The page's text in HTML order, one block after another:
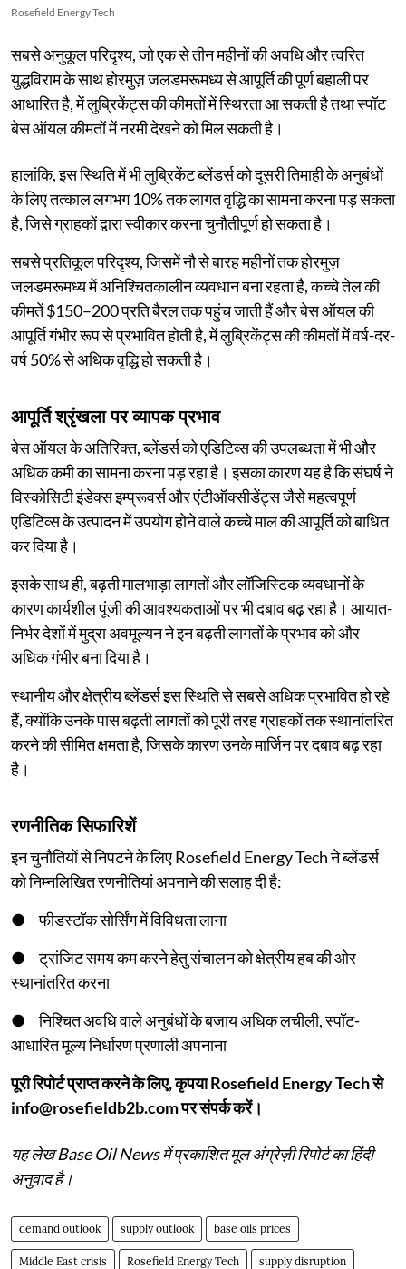
Rosefield Energy Tech
सबसे अनुकूल परिदृश्य, जो एक से तीन महीनों की अवधि और त्वरित
युद्धविराम के साथ होरमुज़ जलडमरूमध्य से आपूर्ति की पूर्ण बहाली पर
आधारित है, में लुब्रिकेंट्स की कीमतों में स्थिरता आ सकती है तथा स्पॉट
बेस ऑयल कीमतों में नरमी देखने को मिल सकती है।
हालांकि, इस स्थिति में भी लुब्रिकेंट ब्लेंडर्स को दूसरी तिमाही के अनुबंधों
के लिए तत्काल लगभग 10% तक लागत वृद्धि का सामना करना पड़ सकता
है, जिसे ग्राहकों द्वारा स्वीकार करना चुनौतीपूर्ण हो सकता है।
सबसे प्रतिकूल परिदृश्य, जिसमें नौ से बारह महीनों तक होरमुज़
जलडमरूमध्य में अनिश्चितकालीन व्यवधान बना रहता है, कच्चे तेल की
कीमतें $150–200 प्रति बैरल तक पहुंच जाती हैं और बेस ऑयल की
आपूर्ति गंभीर रूप से प्रभावित होती है, में लुब्रिकेंट्स की कीमतों में वर्ष-दर-
वर्ष 50% से अधिक वृद्धि हो सकती है।
आपूर्ति श्रृंखला पर व्यापक प्रभाव
बेस ऑयल के अतिरिक्त, ब्लेंडर्स को एडिटिव्स की उपलब्धता में भी और
अधिक कमी का सामना करना पड़ रहा है। इसका कारण यह है कि संघर्ष ने
विस्कोसिटी इंडेक्स इम्प्रूवर्स और एंटीऑक्सीडेंट्स जैसे महत्वपूर्ण
एडिटिव्स के उत्पादन में उपयोग होने वाले कच्चे माल की आपूर्ति को बाधित
कर दिया है।
इसके साथ ही, बढ़ती मालभाड़ा लागतों और लॉजिस्टिक व्यवधानों के
कारण कार्यशील पूंजी की आवश्यकताओं पर भी दबाव बढ़ रहा है। आयात-
निर्भर देशों में मुद्रा अवमूल्यन ने इन बढ़ती लागतों के प्रभाव को और
अधिक गंभीर बना दिया है।
स्थानीय और क्षेत्रीय ब्लेंडर्स इस स्थिति से सबसे अधिक प्रभावित हो रहे
हैं, क्योंकि उनके पास बढ़ती लागतों को पूरी तरह ग्राहकों तक स्थानांतरित
करने की सीमित क्षमता है, जिसके कारण उनके मार्जिन पर दबाव बढ़ रहा
है।
रणनीतिक सिफारिशें
इन चुनौतियों से निपटने के लिए Rosefield Energy Tech ने ब्लेंडर्स
को निम्नलिखित रणनीतियां अपनाने की सलाह दी है:
● फीडस्टॉक सोर्सिंग में विविधता लाना
● ट्रांजिट समय कम करने हेतु संचालन को क्षेत्रीय हब की ओर
स्थानांतरित करना
● निश्चित अवधि वाले अनुबंधों के बजाय अधिक लचीली, स्पॉट-
आधारित मूल्य निर्धारण प्रणाली अपनाना
पूरी रिपोर्ट प्राप्त करने के लिए, कृपया Rosefield Energy Tech से
info@rosefieldb2b.com पर संपर्क करें।
यह लेख Base Oil News में प्रकाशित मूल अंग्रेज़ी रिपोर्ट का हिंदी
अनुवाद है।
demand outlook supply outlook base oils prices
Middle East crisis Rosefield Energy Tech supply disruption